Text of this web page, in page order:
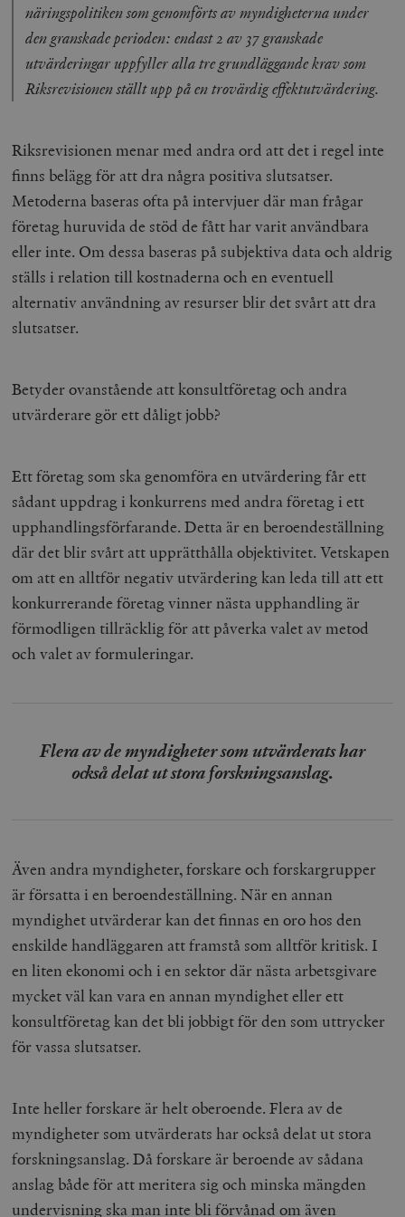
näringspolitiken som genomförts av myndigheterna under
den granskade perioden: endast 2 av 37 granskade
utvärderingar uppfyller alla tre grundläggande krav som
Riksrevisionen ställt upp på en trovärdig effektutvärdering.
Riksrevisionen menar med andra ord att det i regel inte
finns belägg för att dra några positiva slutsatser.
Metoderna baseras ofta på intervjuer där man frågar
företag huruvida de stöd de fått har varit användbara
eller inte. Om dessa baseras på subjektiva data och aldrig
ställs i relation till kostnaderna och en eventuell
alternativ användning av resurser blir det svårt att dra
slutsatser.
Betyder ovanstående att konsultföretag och andra
utvärderare gör ett dåligt jobb?
Ett företag som ska genomföra en utvärdering får ett
sådant uppdrag i konkurrens med andra företag i ett
upphandlingsförfarande. Detta är en beroendeställning
där det blir svårt att upprätthålla objektivitet. Vetskapen
om att en alltför negativ utvärdering kan leda till att ett
konkurrerande företag vinner nästa upphandling är
förmodligen tillräcklig för att påverka valet av metod
och valet av formuleringar.
Flera av de myndigheter som utvärderats har
också delat ut stora forskningsanslag.
Även andra myndigheter, forskare och forskargrupper
är försatta i en beroendeställning. När en annan
myndighet utvärderar kan det finnas en oro hos den
enskilde handläggaren att framstå som alltför kritisk. I
en liten ekonomi och i en sektor där nästa arbetsgivare
mycket väl kan vara en annan myndighet eller ett
konsultföretag kan det bli jobbigt för den som uttrycker
för vassa slutsatser.
Inte heller forskare är helt oberoende. Flera av de
myndigheter som utvärderats har också delat ut stora
forskningsanslag. Då forskare är beroende av sådana
anslag både för att meritera sig och minska mängden
undervisning ska man inte bli förvånad om även